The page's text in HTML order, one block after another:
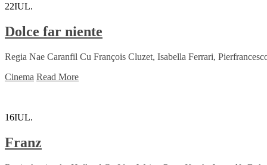
22IUL.
Dolce far niente
Regia Nae Caranfil Cu François Cluzet, Isabella Ferrari,
Cinema Read More
16IUL.
Franz